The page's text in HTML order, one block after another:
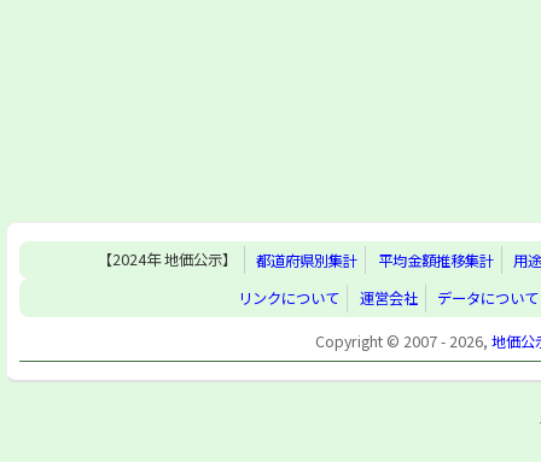
【2024年 地価公示】 都道府県別集計 平均金額推移集計
用
リンクについて
運営会社
データについて
Copyright © 2007 - 2026, 地価公